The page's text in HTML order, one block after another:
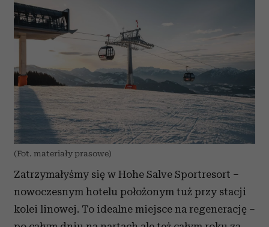
(Fot. materiały prasowe)
Zatrzymałyśmy się w Hohe Salve Sportresort –
nowoczesnym hotelu położonym tuż przy stacji
kolei linowej. To idealne miejsce na regenerację –